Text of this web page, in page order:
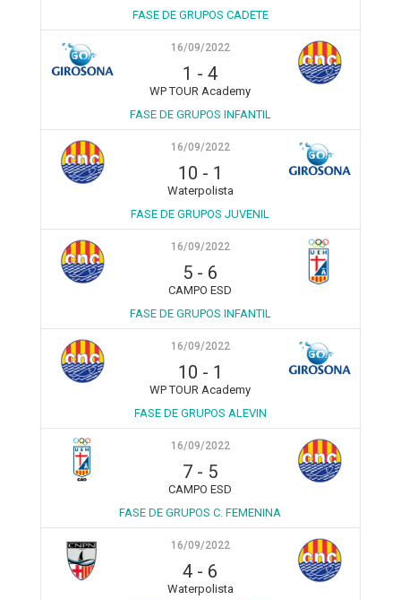
FASE DE GRUPOS CADETE
16/09/2022
1 -4
WP TOUR Academy
FASE DE GRUPOS INFANTIL
16/09/2022
10 - 1
Waterpolista
FASE DE GRUPOS JUVENIL
16/09/2022
5 - 6
CAMPO ESD
FASE DE GRUPOS INFANTIL
16/09/2022
10 - 1
WP TOUR Academy
FASE DE GRUPOS ALEVIN
16/09/2022
7 - 5
CAMPO ESD
FASE DE GRUPOS C. FEMENINA
16/09/2022
4 - 6
Waterpolista